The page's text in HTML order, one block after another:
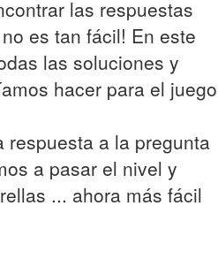
las respuestas
es tan fácil! En este
las soluciones y
hacer para el juego
respuesta a la pregunta
a pasar el nivel y
... ahora más fácil